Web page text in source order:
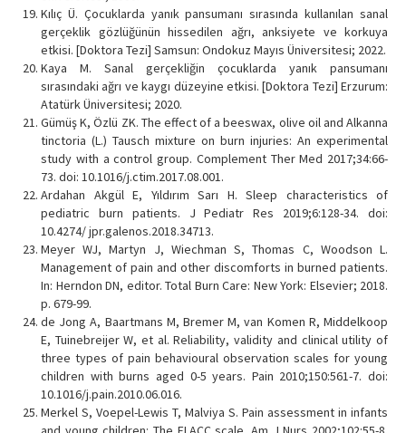
Kılıç Ü. Çocuklarda yanık pansumanı sırasında kullanılan sanal
gerçeklik gözlüğünün hissedilen ağrı, anksiyete ve korkuya
etkisi. [Doktora Tezi] Samsun: Ondokuz Mayıs Üniversitesi; 2022.
Kaya M. Sanal gerçekliğin çocuklarda yanık pansumanı
sırasındaki ağrı ve kaygı düzeyine etkisi. [Doktora Tezi] Erzurum:
Atatürk Üniversitesi; 2020.
Gümüş K, Özlü ZK. The effect of a beeswax, olive oil and Alkanna
tinctoria (L.) Tausch mixture on burn injuries: An experimental
study with a control group. Complement Ther Med 2017;34:66-
73. doi: 10.1016/j.ctim.2017.08.001.
Ardahan Akgül E, Yıldırım Sarı H. Sleep characteristics of
pediatric burn patients. J Pediatr Res 2019;6:128-34. doi:
10.4274/ jpr.galenos.2018.34713.
Meyer WJ, Martyn J, Wiechman S, Thomas C, Woodson L.
Management of pain and other discomforts in burned patients.
In: Herndon DN, editor. Total Burn Care: New York: Elsevier; 2018.
p. 679-99.
de Jong A, Baartmans M, Bremer M, van Komen R, Middelkoop
E, Tuinebreijer W, et al. Reliability, validity and clinical utility of
three types of pain behavioural observation scales for young
children with burns aged 0-5 years. Pain 2010;150:561-7. doi:
10.1016/j.pain.2010.06.016.
Merkel S, Voepel-Lewis T, Malviya S. Pain assessment in infants